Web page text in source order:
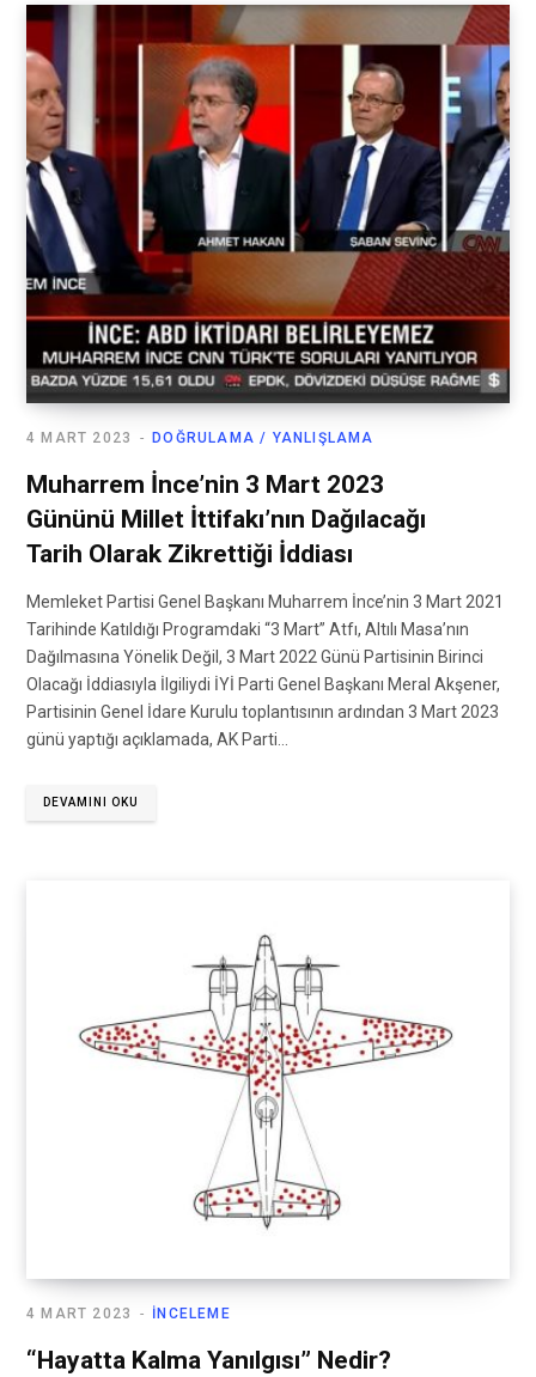
DOĞRULAMA / YANLIŞLAMA
4 MART 2023
Muharrem İnce’nin 3 Mart 2023
Gününü Millet İttifakı’nın Dağılacağı
Tarih Olarak Zikrettiği İddiası
Memleket Partisi Genel Başkanı Muharrem İnce’nin 3 Mart 2021
Tarihinde Katıldığı Programdaki “3 Mart” Atfı, Altılı Masa’nın
Dağılmasına Yönelik Değil, 3 Mart 2022 Günü Partisinin Birinci
Olacağı İddiasıyla İlgiliydi İYİ Parti Genel Başkanı Meral Akşener,
Partisinin Genel İdare Kurulu toplantısının ardından 3 Mart 2023
günü yaptığı açıklamada, AK Parti…
DEVAMINI OKU
İNCELEME
4 MART 2023
“Hayatta Kalma Yanılgısı” Nedir?